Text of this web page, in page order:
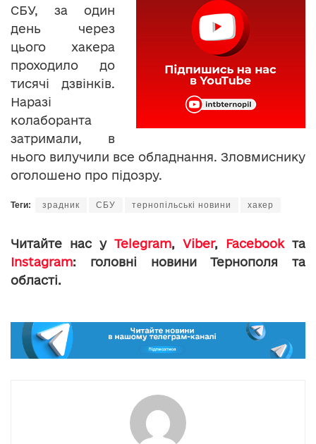
СБУ, за один
день через
цього хакера
проходило до
тисячі дзвінків.
Наразі
колаборанта
затримали, в
нього вилучили все обладнання. Зловмиснику
оголошено про підозру.
Теги: зрадник СБУ тернопільські новини хакер
Читайте нас у Telegram, Viber, Facebookта
Instagram: головні новини Тернополя та
області.